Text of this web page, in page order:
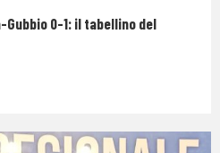
0-1: il tabellino del